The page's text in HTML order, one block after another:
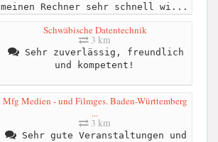
meinen Rechner sehr schnell wi...
Schwäbische Datentechnik
3 km
Sehr zuverlässig, freundlich
und kompetent!
Mfg Medien - und Filmges. Baden-Württemberg
...
3 km
Sehr gute Veranstaltungen und